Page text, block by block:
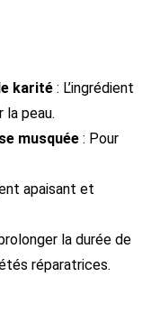
karité : L’ingrédient
la peau.
musquée : Pour
apaisant et
la durée de
réparatrices.